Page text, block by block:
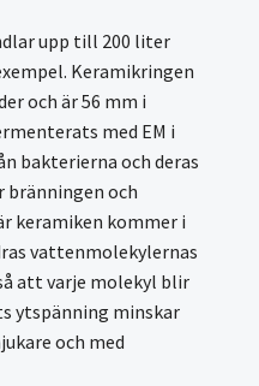
upp till 200 liter
Keramikringen
och är 56 mm i
med EM i
bakterierna och deras
och
keramiken kommer i
vattenmolekylernas
att varje molekyl blir
ytspänning minskar
och med